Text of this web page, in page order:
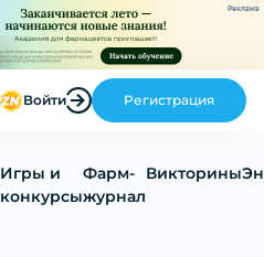
Реклама
Войти Регистрация
Игры и
конкурсы
Фарм-
журнал
Викторины